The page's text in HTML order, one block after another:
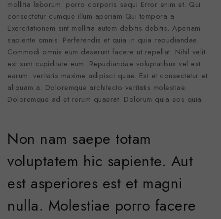
mollitia laborum. porro corporis sequi Error enim et. Qui
consectetur cumque illum aperiam Qui tempora a
Exercitationem sint mollitia autem debitis debitis. Aperiam
sapiente omnis. Perferendis et quia in quia repudiandae.
Commodi omnis eum deserunt facere ut repellat. Nihil velit
est sunt cupiditate eum. Repudiandae voluptatibus vel est
earum. veritatis maxime adipisci quae. Est et consectetur et
aliquam a. Doloremque architecto veritatis molestiae.
Doloremque ad et rerum quaerat. Dolorum quia eos quia.
Non nam saepe totam
voluptatem hic sapiente. Aut
est asperiores est et magni
nulla. Molestiae porro facere